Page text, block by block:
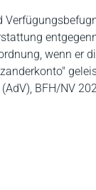
wenn er
BFH/NV